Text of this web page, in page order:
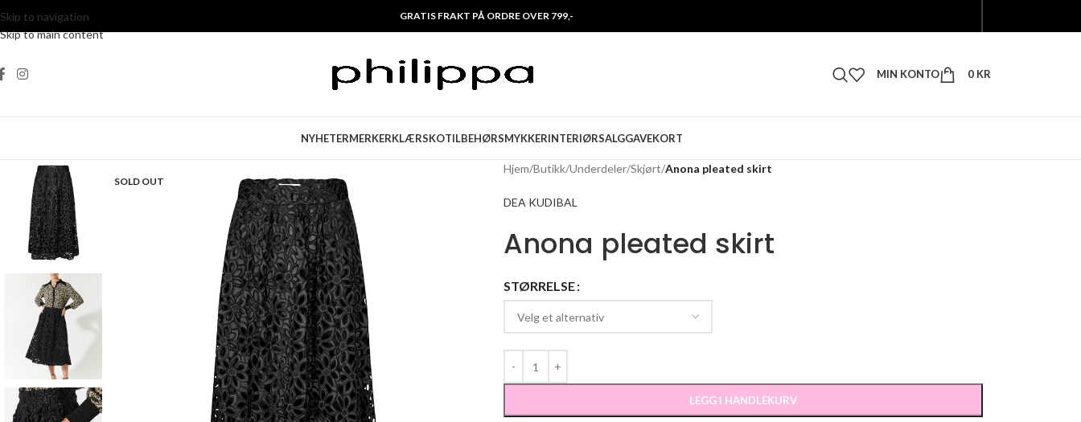
Skip to navigation
Skip to main content
GRATIS FRAKT PÅ ORDRE OVER 799,-
MIN KONTO 0 KR
NYHETERMERKERKLÆRSKOTILBEHØRSMYKKERINTERIØRSALGGAVEKORT
SOLD OUT
Hjem/Butikk/Underdeler/Skjørt/Anona pleated skirt
DEA KUDIBAL
Anona pleated skirt
STØRRELSE
LEGG I HANDLEKURV